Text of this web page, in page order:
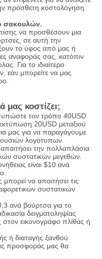
πρόσθετη κοστολόγηση.
σακουλών.
να προσθέσουν μια
σε αυτή την
το ύφος από μας ή
αναφοράς σας, κατόπιν
Για το ιδιαίτερο
εάν μπορείτε να μας
μας κοστίζει;
τον τρόπο 40USD
20USD μεταξιού
μας για να παραγάγουμε
ουσιών λογότυπων.
την πολλαπλάσια
συστατικών μεγεθών.
είναι $10 ανά
να απαιτήσει τις
συστατικών
ανά βούρτσα για το
δειγματοληψίας
στον εικονογράφο πλίθας ή
ή διαταγής ξανθού
προσφοράς μας θα